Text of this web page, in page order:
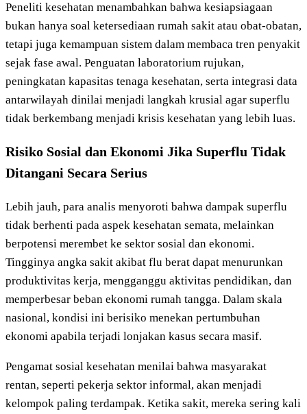
Peneliti kesehatan menambahkan bahwa kesiapsiagaan
bukan hanya soal ketersediaan rumah sakit atau obat-obatan,
tetapi juga kemampuan sistem dalam membaca tren penyakit
sejak fase awal. Penguatan laboratorium rujukan,
peningkatan kapasitas tenaga kesehatan, serta integrasi data
antarwilayah dinilai menjadi langkah krusial agar superflu
tidak berkembang menjadi krisis kesehatan yang lebih luas.
Risiko Sosial dan Ekonomi Jika Superflu Tidak
Ditangani Secara Serius
Lebih jauh, para analis menyoroti bahwa dampak superflu
tidak berhenti pada aspek kesehatan semata, melainkan
berpotensi merembet ke sektor sosial dan ekonomi.
Tingginya angka sakit akibat flu berat dapat menurunkan
produktivitas kerja, mengganggu aktivitas pendidikan, dan
memperbesar beban ekonomi rumah tangga. Dalam skala
nasional, kondisi ini berisiko menekan pertumbuhan
ekonomi apabila terjadi lonjakan kasus secara masif.
Pengamat sosial kesehatan menilai bahwa masyarakat
rentan, seperti pekerja sektor informal, akan menjadi
kelompok paling terdampak. Ketika sakit, mereka sering kali